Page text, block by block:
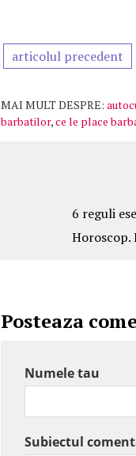
articolul precedent
MAI MULT DESPRE:
barbatilor,ce le place
6 reguli
Horoscop.
Posteaza
Numele tau
Subiectul